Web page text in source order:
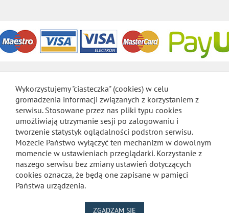
Wykorzystujemy "ciasteczka" (cookies) w celu
gromadzenia informacji związanych z korzystaniem z
serwisu. Stosowane przez nas pliki typu cookies
umożliwiają utrzymanie sesji po zalogowaniu i
tworzenie statystyk oglądalności podstron serwisu.
Możecie Państwo wyłączyć ten mechanizm w dowolnym
momencie w ustawieniach przeglądarki. Korzystanie z
naszego serwisu bez zmiany ustawień dotyczących
cookies oznacza, że będą one zapisane w pamięci
Państwa urządzenia.
ZGADZAM SIĘ